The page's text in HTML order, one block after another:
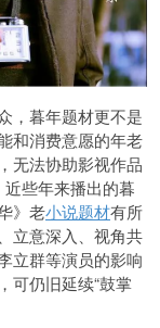
，暮年题材更不是
和消费意愿的年老
无法协助影视作品
些年来播出的暮
》老小说题材有所
立意深入、视角共
立群等演员的影响
可仍旧延续“鼓掌